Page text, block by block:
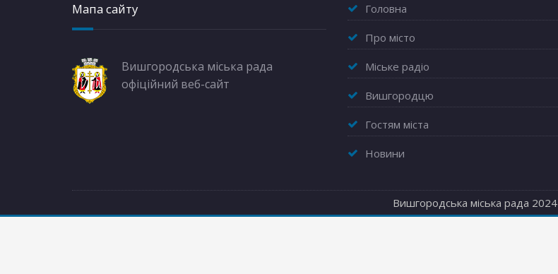
Мапа сайту
Вишгородська міська рада
офіційний веб-сайт
Головна
Про місто
Міське радіо
Вишгородцю
Гостям міста
Новини
Вишгородська міська рада 2024